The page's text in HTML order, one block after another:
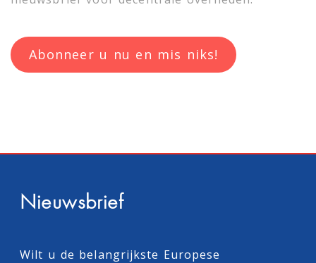
Abonneer u nu en mis niks!
Nieuwsbrief
Wilt u de belangrijkste Europese